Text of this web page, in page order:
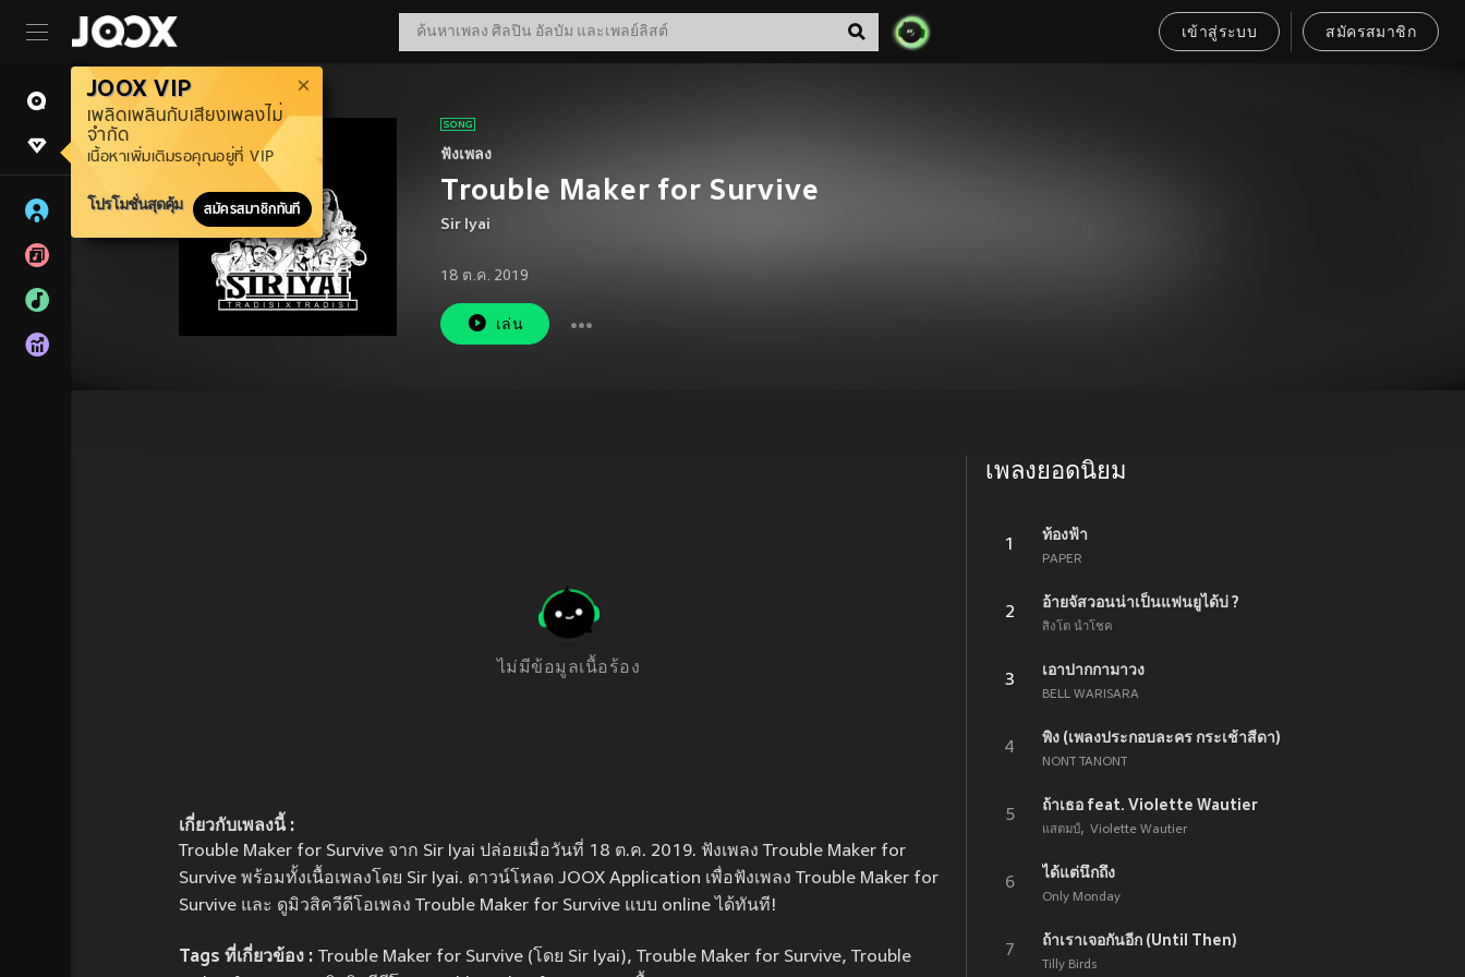
เข้าสู่ระบบ สมัครสมาชิก
JOOX VIP
เพลิดเพลินกับเสียงเพลงไม่
จำกัด
เนื้อหาเพิ่มเติมรอคุณอยู่ที่ VIP
โปรโมชั่นสุดคุ้ม สมัครสมาชิกทันที
ฟังเพลง
Trouble Maker for Survive
Sir Iyai
18 ต.ค. 2019
เล่น
ไม่มีข้อมูลเนื้อร้อง
เกี่ยวกับเพลงนี้ :
Trouble Maker for Survive จาก Sir Iyai ปล่อยเมื่อวันที่ 18 ต.ค. 2019. ฟังเพลง Trouble Maker for
Survive พร้อมทั้งเนื้อเพลงโดย Sir Iyai. ดาวน์โหลด JOOX Application เพื่อฟังเพลง Trouble Maker for
Survive และ ดูมิวสิควีดีโอเพลง Trouble Maker for Survive แบบ online ได้ทันที!
Tags ที่เกี่ยวข้อง : Trouble Maker for Survive (โดย Sir Iyai), Trouble Maker for Survive, Trouble
เพลงยอดนิยม
1
ท้องฟ้า
PAPER
2
อ้ายจัสวอนน่าเป็นแฟนยูได้บ่ ?
สิงโต นำโชค
3
เอาปากกามาวง
BELL WARISARA
4
พิง (เพลงประกอบละคร กระเช้าสีดา)
NONT TANONT
5
ถ้าเธอ feat. Violette Wautier
แสตมป์ Violette Wautier
6
ได้แต่นึกถึง
Only Monday
7
ถ้าเราเจอกันอีก (Until Then)
Tilly Birds